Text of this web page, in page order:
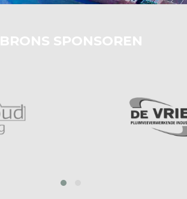
BRONS SPONSOREN
prev